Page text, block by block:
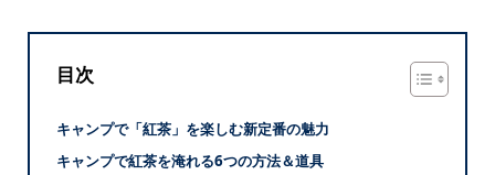
目次
キャンプで「紅茶」を楽しむ新定番の魅力
キャンプで紅茶を淹れる6つの方法＆道具